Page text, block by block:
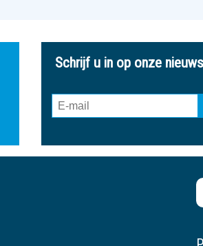
Schrijf u in op onze